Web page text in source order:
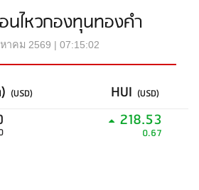
นไหวกองทุนทองคำ
าคม 2569 | 07:15:02
(USD) HUI (USD)
218.53
0.67